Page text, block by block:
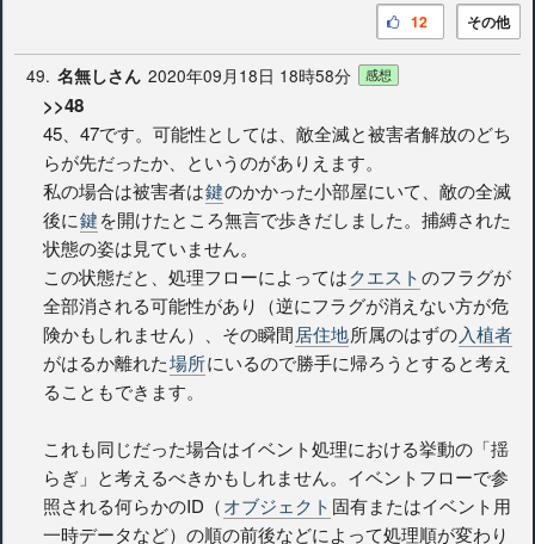
その他
12
49. 名無しさん 2020年09月18日 18時58分 感想
>>48
45、47です。可能性としては、敵全滅と被害者解放のどち
らが先だったか、というのがありえます。
私の場合は被害者は鍵のかかった小部屋にいて、敵の全滅
後に鍵を開けたところ無言で歩きだしました。捕縛された
状態の姿は見ていません。
この状態だと、処理フローによってはクエストのフラグが
全部消される可能性があり（逆にフラグが消えない方が危
険かもしれません）、その瞬間居住地所属のはずの入植者
がはるか離れた場所にいるので勝手に帰ろうとすると考え
ることもできます。
これも同じだった場合はイベント処理における挙動の「揺
らぎ」と考えるべきかもしれません。イベントフローで参
照される何らかのID（オブジェクト 固有またはイベント用
一時データなど）の順の前後などによって処理順が変わり